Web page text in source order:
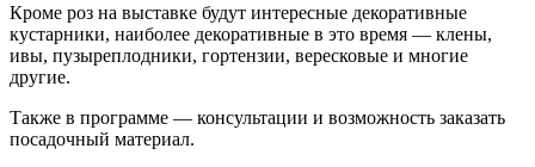
Кроме роз на выставке будут интересные декоративные
кустарники, наиболее декоративные в это время — клены,
ивы, пузыреплодники, гортензии, вересковые и многие
другие.
Также в программе — консультации и возможность заказать
посадочный материал.